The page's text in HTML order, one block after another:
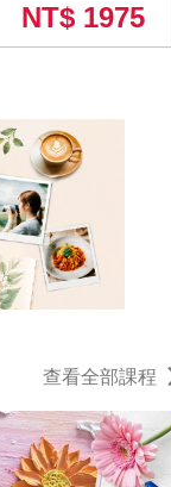
NT$ 1975
查看全部課程